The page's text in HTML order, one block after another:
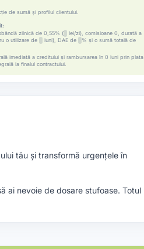
de sumă și profilul clientului.
zilnică de 0,55% (
lei/zi), comisioane 0, durată a
o utilizare de
luni), DAE de
% și o sumă totală de
imediată a creditului și rambursarea în 0 luni prin plata
la finalul contractului.
tău și transformă urgențele în
ai nevoie de dosare stufoase. Totul